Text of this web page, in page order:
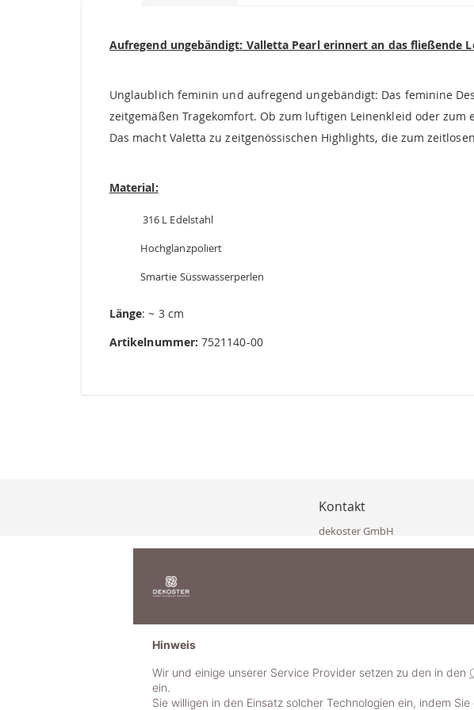
Aufregend ungebändigt: Valletta Pearl erinnert an das fließende
Unglaublich feminin und aufregend ungebändigt: Das feminine
zeitgemäßen Tragekomfort. Ob zum luftigen Leinenkleid oder
Das macht Valetta zu zeitgenössischen Highlights, die zum
Material:
316 L Edelstahl
Hochglanzpoliert
Smartie Süsswasserperlen
Länge: ~ 3 cm
Artikelnummer: 7521140-00
Kontakt
dekoster GmbH
Eisenkappler Str. 10
+43 677 623 47 410 (WhatsApp)
Hinweis
Wir und einige unserer Service Provider setzen zu den in den
ein.
Sie willigen in den Einsatz solcher Technologien ein, indem